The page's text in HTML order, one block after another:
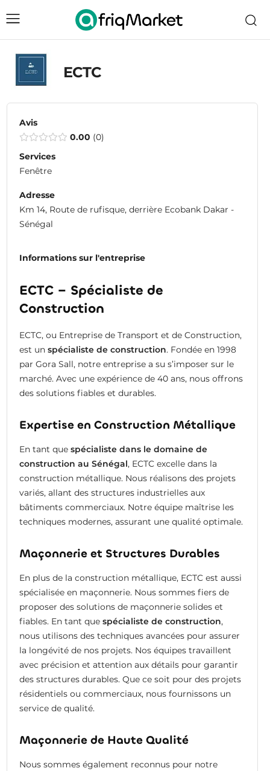
ECTC
Avis
0.00 0
Services
Fenêtre
Adresse
Km 14, Route de rufisque, derrière Ecobank Dakar -
Sénégal
Informations sur l'entreprise
ECTC – Spécialiste de
Construction
ECTC, ou Entreprise de Transport et de Construction,
est un spécialiste de construction. Fondée en 1998
par Gora Sall, notre entreprise a su s’imposer sur le
marché. Avec une expérience de 40 ans, nous offrons
des solutions fiables et durables.
Expertise en Construction Métallique
En tant que spécialiste dans le domaine de
construction au Sénégal, ECTC excelle dans la
construction métallique. Nous réalisons des projets
variés, allant des structures industrielles aux
bâtiments commerciaux. Notre équipe maîtrise les
techniques modernes, assurant une qualité optimale.
Maçonnerie et Structures Durables
En plus de la construction métallique, ECTC est aussi
spécialisée en maçonnerie. Nous sommes fiers de
proposer des solutions de maçonnerie solides et
fiables. En tant que spécialiste de construction,
nous utilisons des techniques avancées pour assurer
la longévité de nos projets. Nos équipes travaillent
avec précision et attention aux détails pour garantir
des structures durables. Que ce soit pour des projets
résidentiels ou commerciaux, nous fournissons un
service de qualité.
Maçonnerie de Haute Qualité
Nous sommes également reconnus pour notre